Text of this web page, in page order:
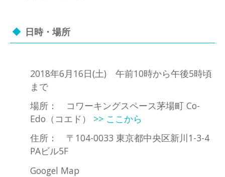
日時・場所
2018年6月16日(土) 午前10時から午後5時頃
まで
場所： コワーキングスペース茅場町 Co-
Edo（コエド） >> ここから
住所： 〒104-0033 東京都中央区新川1-3-4
PAビル5F
Googel Map